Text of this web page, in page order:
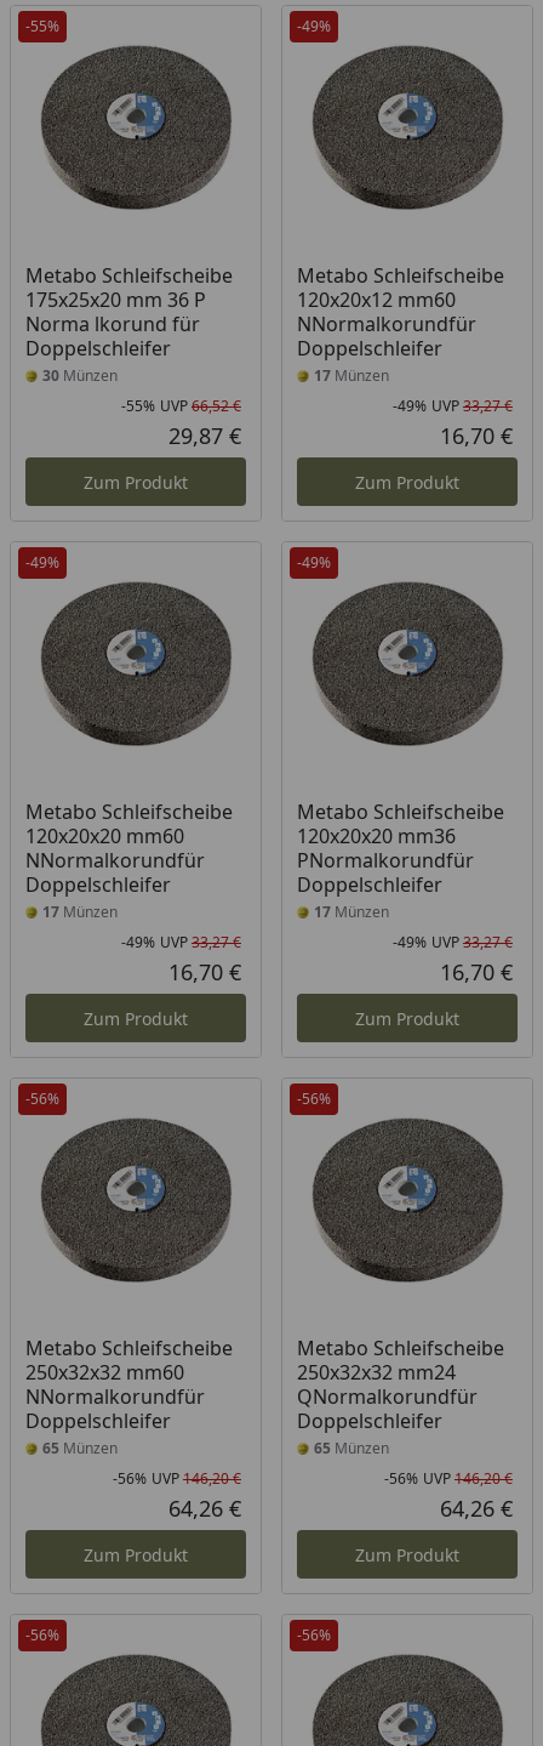
-55%
Metabo Schleifscheibe
175x25x20 mm 36 P
Norma lkorund für
Doppelschleifer
30 Münzen
Rabatt in Prozent
-55%
Ursprünglicher Preis
UVP66,52 €
Aktueller Preis
29,87 €
Zum Produkt
-49%
Metabo Schleifscheibe
120x20x12 mm60
NNormalkorundfür
Doppelschleifer
17Münzen
-49% UVP33,27 €
16,70 €
Zum Produkt
-49%
Metabo Schleifscheibe
120x20x20 mm60
NNormalkorundfür
Doppelschleifer
17 Münzen
Rabatt in Prozent
-49%
Ursprünglicher Preis
UVP33,27 €
Aktueller Preis
16,70 €
Zum Produkt
-49%
Metabo Schleifscheibe
120x20x20 mm36
PNormalkorundfür
Doppelschleifer
17Münzen
-49% UVP33,27 €
16,70 €
Zum Produkt
-56%
Metabo Schleifscheibe
250x32x32 mm60
NNormalkorundfür
Doppelschleifer
65 Münzen
Rabatt in Prozent
-56%
Ursprünglicher Preis
UVP146,20 €
Aktueller Preis
64,26 €
Zum Produkt
-56%
Metabo Schleifscheibe
250x32x32 mm24
QNormalkorundfür
Doppelschleifer
65 Münzen
-56% UVP146,20 €
64,26 €
Zum Produkt
-56% -56%